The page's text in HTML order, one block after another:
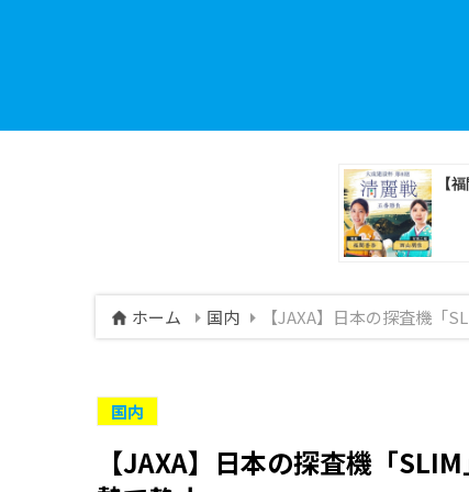
ホーム 国内 【JAXA】日本の探査機「
国内
【JAXA】日本の探査機「